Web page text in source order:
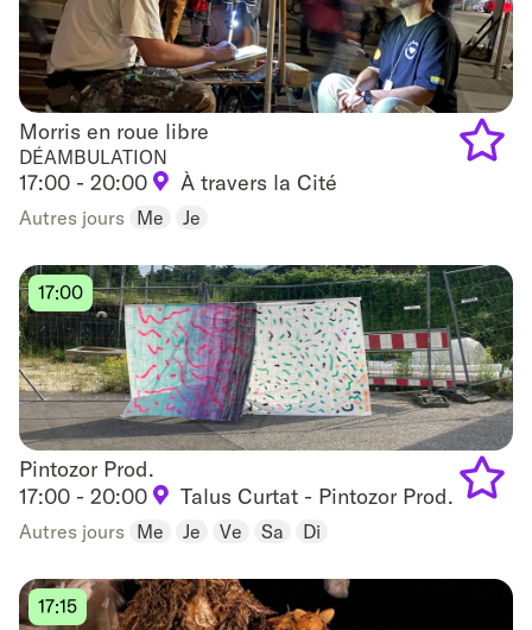
Morris en roue libre
Morris en roue libre
DÉAMBULATION
17:00 - 20:00 À travers la Cité
Autres jours Me Je
Pintozor Prod.
Pintozor Prod.
17:00 - 20:00
Talus Curtat - Pintozor Prod.
17:00
Autres jours Me Je Ve Sa Di
to
17:15